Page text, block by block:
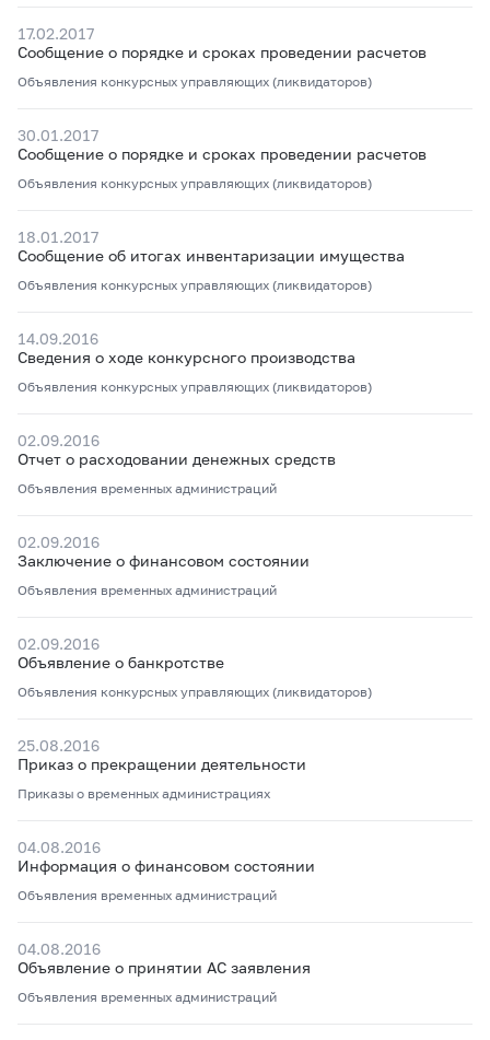
17.02.2017
Сообщение о порядке и сроках проведении расчетов
Объявления конкурсных управляющих (ликвидаторов)
30.01.2017
Сообщение о порядке и сроках проведении расчетов
Объявления конкурсных управляющих (ликвидаторов)
18.01.2017
Сообщение об итогах инвентаризации имущества
Объявления конкурсных управляющих (ликвидаторов)
14.09.2016
Сведения о ходе конкурсного производства
Объявления конкурсных управляющих (ликвидаторов)
02.09.2016
Отчет о расходовании денежных средств
Объявления временных администраций
02.09.2016
Заключение о финансовом состоянии
Объявления временных администраций
02.09.2016
Объявление о банкротстве
Объявления конкурсных управляющих (ликвидаторов)
25.08.2016
Приказ о прекращении деятельности
Приказы о временных администрациях
04.08.2016
Информация о финансовом состоянии
Объявления временных администраций
04.08.2016
Объявление о принятии АС заявления
Объявления временных администраций